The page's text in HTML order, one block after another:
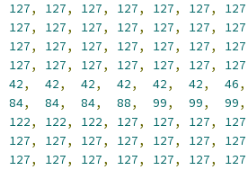
127, 127, 127, 127, 127, 127, 127
127, 127, 127, 127, 127, 127, 127
127, 127, 127, 127, 127, 127, 127
127, 127, 127, 127, 127, 127, 127
42, 42, 42, 42, 42, 42, 46,
84, 84, 84, 88, 99, 99, 99,
122, 122, 122, 127, 127, 127, 127
127, 127, 127, 127, 127, 127, 127
127, 127, 127, 127, 127, 127, 127